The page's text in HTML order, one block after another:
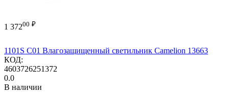
1 37200 ₽
1101S C01 Влагозащищенный светильник Camelion 13663
КОД:
4603726251372
0.0
В наличии